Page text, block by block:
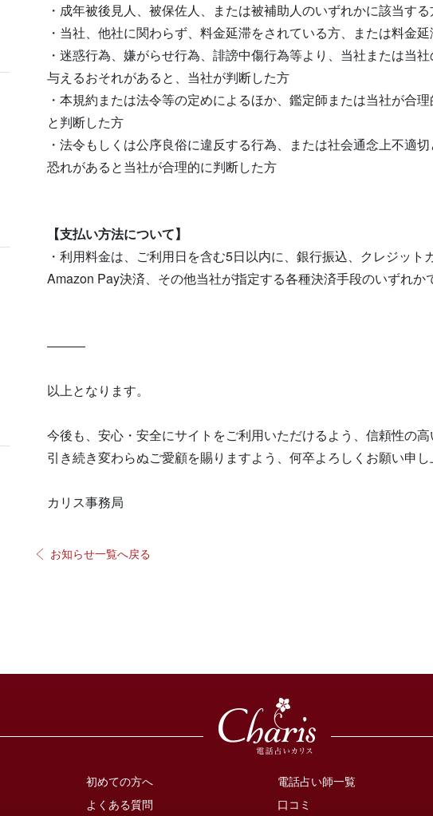
・成年被後見人、被保佐人、または被補助人のいずれかに該当す
・当社、他社に関わらず、料金延滞をされている方、または料金
・迷惑行為、嫌がらせ行為、誹謗中傷行為等より、当社または当
与えるおそれがあると、当社が判断した方
・本規約または法令等の定めによるほか、鑑定師または当社が合
と判断した方
・法令もしくは公序良俗に違反する行為、または社会通念上不適
恐れがあると当社が合理的に判断した方
【支払い方法について】
・利用料金は、ご利用日を含む5日以内に、銀行振込、クレジット
Amazon Pay決済、その他当社が指定する各種決済手段のいずれか
―――
以上となります。
今後も、安心・安全にサイトをご利用いただけるよう、信頼性の
引き続き変わらぬご愛顧を賜りますよう、何卒よろしくお願い申し
カリス事務局
お知らせ一覧へ戻る
初めての方へ
よくある質問
電話占い師一覧
口コミ